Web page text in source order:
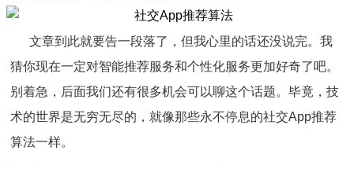
文章到此就要告一段落了，但我心里的话还没说完。我
猜你现在一定对智能推荐服务和个性化服务更加好奇了吧。
别着急，后面我们还有很多机会可以聊这个话题。毕竟，技
术的世界是无穷无尽的，就像那些永不停息的社交App推荐
算法一样。